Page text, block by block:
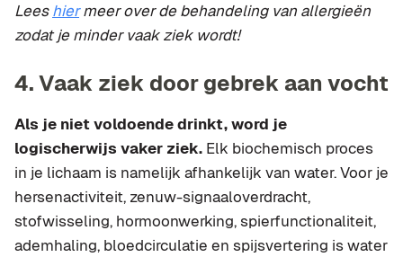
Leeshiermeer over de behandeling van allergieën
zodat je minder vaak ziek wordt!
4. Vaak ziek door gebrek aan vocht
Als je niet voldoende drinkt, word je
logischerwijs vaker ziek. Elk biochemisch proces
in je lichaam is namelijk afhankelijk van water. Voor je
hersenactiviteit, zenuw-signaaloverdracht,
stofwisseling, hormoonwerking, spierfunctionaliteit,
ademhaling, bloedcirculatie en spijsvertering is water